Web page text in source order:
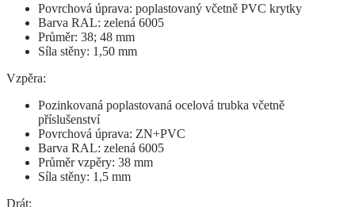
Povrchová úprava: poplastovaný včetně PVC krytky
Barva RAL: zelená 6005
Průměr: 38; 48 mm
Síla stěny: 1,50 mm
Vzpěra:
Pozinkovaná poplastovaná ocelová trubka včetně
příslušenství
Povrchová úprava: ZN+PVC
Barva RAL: zelená 6005
Průměr vzpěry: 38 mm
Síla stěny: 1,5 mm
Drát: